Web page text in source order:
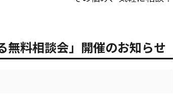
無料相談会」開催のお知らせ